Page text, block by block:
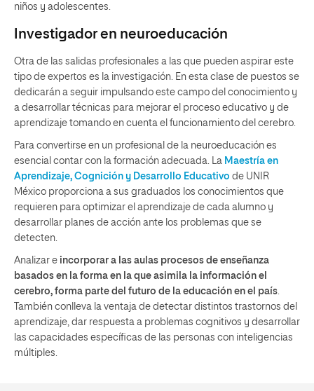
niños y adolescentes.
Investigador en neuroeducación
Otra de las salidas profesionales a las que pueden aspirar este
tipo de expertos es la investigación. En esta clase de puestos se
dedicarán a seguir impulsando este campo del conocimiento y
a desarrollar técnicas para mejorar el proceso educativo y de
aprendizaje tomando en cuenta el funcionamiento del cerebro.
Para convertirse en un profesional de la neuroeducación es
esencial contar con la formación adecuada. La Maestría en
Aprendizaje, Cognición y Desarrollo Educativo de UNIR
México proporciona a sus graduados los conocimientos que
requieren para optimizar el aprendizaje de cada alumno y
desarrollar planes de acción ante los problemas que se
detecten.
Analizar e incorporar a las aulas procesos de enseñanza
basados en la forma en la que asimila la información el
cerebro, forma parte del futuro de la educación en el país
También conlleva la ventaja de detectar distintos trastornos del
aprendizaje, dar respuesta a problemas cognitivos y desarrollar
las capacidades específicas de las personas con inteligencias
múltiples.